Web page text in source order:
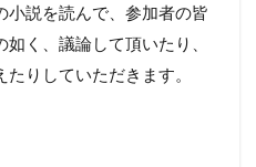
小説を読んで、参加者の皆
く、議論して頂いたり、
りしていただきます。